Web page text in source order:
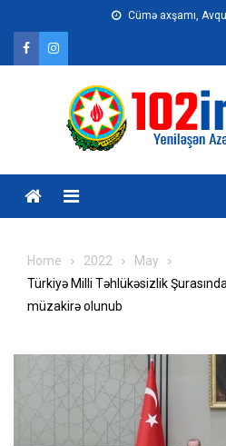
content
Cümə axşamı,
Home 2022
May
Türkiyə Milli Təhlükəsizlik
müzakirə olunub